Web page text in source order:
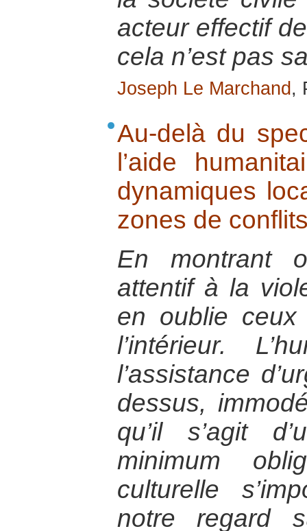
acteur effectif
cela n’est pas
Joseph Le Marchand ,
Au-delà du
l’aide
dynamiques
zones de
En montrant
attentif à la
en oublie ceux
l’intérieur.
l’assistance
dessus,
qu’il s’agit
minimum
culturelle
notre regard